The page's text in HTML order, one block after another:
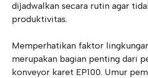
dijadwalkan secara rutin agar
produktivitas.
Memperhatikan faktor
merupakan bagian penting dari
konveyor karet EP100. Umur